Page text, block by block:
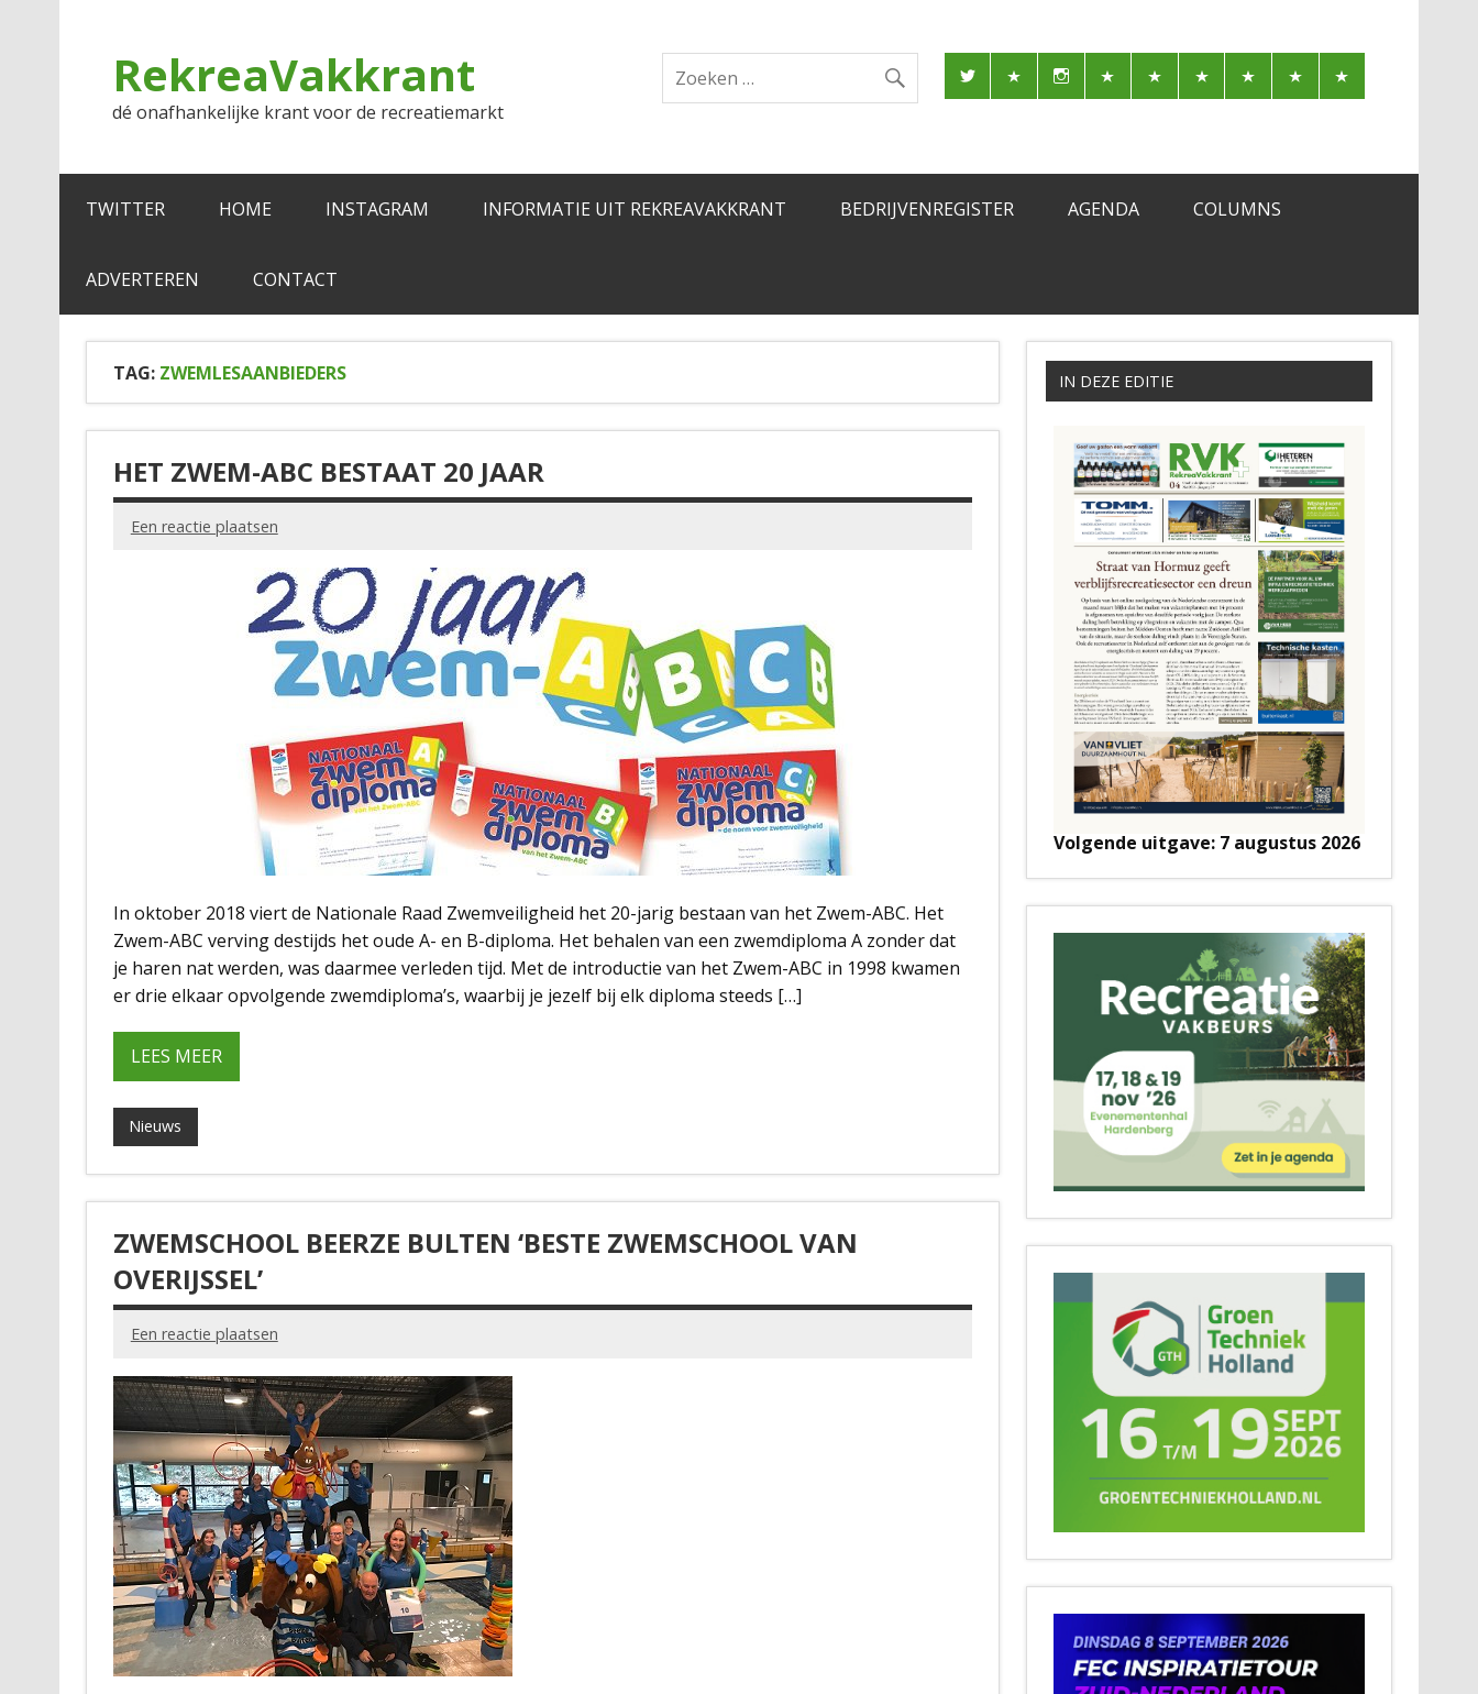
RekreaVakkrant
dé onafhankelijke krant voor de recreatiemarkt
TWITTER HOME INSTAGRAM INFORMATIE UIT REKREAVAKKRANT BEDRIJVENREGISTER AGENDA COLUMNS
ADVERTEREN CONTACT
TAG: ZWEMLESAANBIEDERS
HET ZWEM-ABC BESTAAT 20 JAAR
Een reactie plaatsen
In oktober 2018 viert de Nationale Raad Zwemveiligheid het 20-jarig bestaan van het Zwem-ABC. Het
Zwem-ABC verving destijds het oude A- en B-diploma. Het behalen van een zwemdiploma A zonder dat
je haren nat werden, was daarmee verleden tijd. Met de introductie van het Zwem-ABC in 1998 kwamen
er drie elkaar opvolgende zwemdiploma’s, waarbij je jezelf bij elk diploma steeds […]
LEES MEER
Nieuws
ZWEMSCHOOL BEERZE BULTEN ‘BESTE ZWEMSCHOOL VAN
OVERIJSSEL’
Een reactie plaatsen
IN DEZE EDITIE
Volgende uitgave: 7 augustus 2026